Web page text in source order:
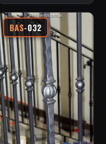
BAS-032